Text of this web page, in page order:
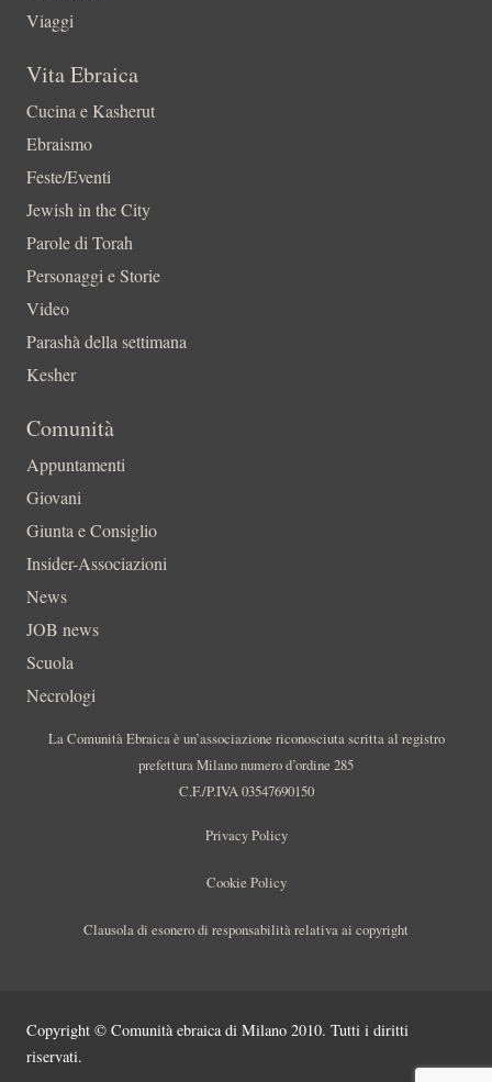
Viaggi
Vita Ebraica
Cucina e Kasherut
Ebraismo
Feste/Eventi
Jewish in the City
Parole di Torah
Personaggi e Storie
Video
Parashà della settimana
Kesher
Comunità
Appuntamenti
Giovani
Giunta e Consiglio
Insider-Associazioni
News
JOB news
Scuola
Necrologi
La Comunità Ebraica è un’associazione riconosciuta scritta al registro
prefettura Milano numero d’ordine 285
C.F./P.IVA 03547690150
Privacy Policy
Cookie Policy
Clausola di esonero di responsabilità relativa ai copyright
Copyright © Comunità ebraica di Milano 2010. Tutti i diritti
riservati.